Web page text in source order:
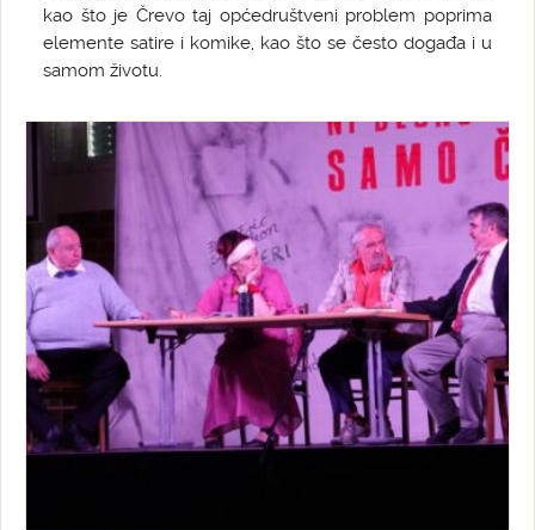
kao što je Črevo taj općedruštveni problem poprima
elemente satire i komike, kao što se često događa i u
samom životu.